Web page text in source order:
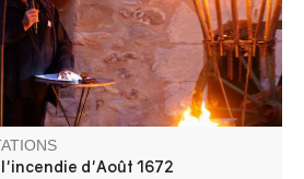
d'Août 1672